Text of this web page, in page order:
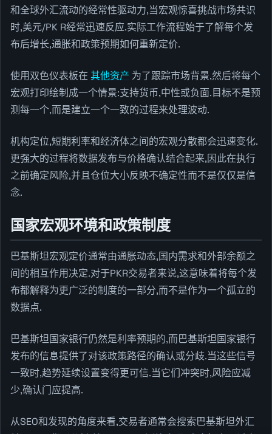
和全球外汇流动的经常性驱动力,当宏观惊喜挑战市场共识
时,美元/PK R经常迅速反应.实际工作流程始于了解每个发
布后增长,通胀和政策预期如何重新定价.
使用双色仪表板在 其他资产 为了跟踪市场背景,然后将每个
宏观打印绘制成一个情景:支持货币,中性或负面.目标不是预
测每一个,而是建立一个一致的过程来处理波动.
机构定位,短期利率和经济体之间的宏观分散都会迅速变化.
更强大的过程将数据发布与价格确认结合起来,因此在执行
之前确定风险,并且仓位大小反映不确定性而不是仅仅是信
念.
国家宏观环境和政策制度
巴基斯坦宏观定价通常由通胀动态,国内需求和外部余额之
间的相互作用决定.对于PKR交易者来说,这意味着将每个发
布都解释为更广泛的制度的一部分,而不是作为一个孤立的
数据点.
巴基斯坦国家银行仍然是利率预期的,而巴基斯坦国家银行
发布的信息提供了对该政策路径的确认或分歧.当这些信号
一致时,趋势延续设置变得更可信.当它们冲突时,风险应减
少,确认门应提高.
从SEO和发现的角度来看,交易者通常会搜索巴基斯坦外汇